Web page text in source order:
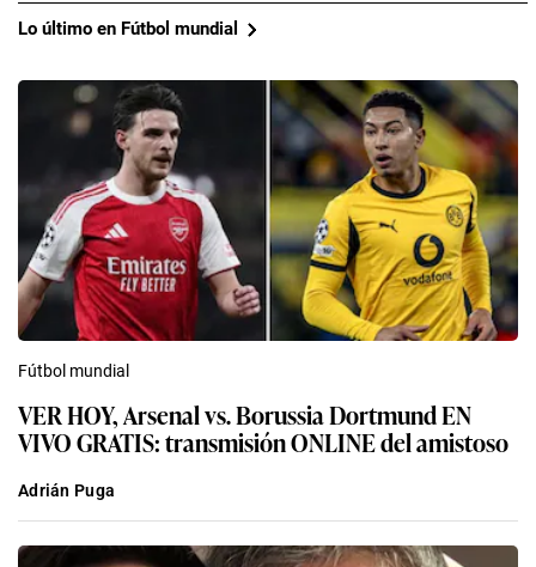
Lo último en Fútbol mundial
Fútbol mundial
VER HOY, Arsenal vs. Borussia Dortmund EN
VIVO GRATIS: transmisión ONLINE del amistoso
Adrián Puga